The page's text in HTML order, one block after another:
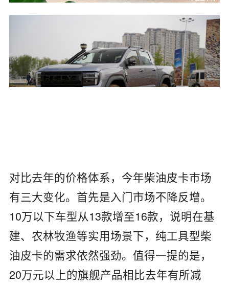
对比去年的价格体系，今年柴油皮卡市场
有三大变化。首先是入门市场不降反增。
10万以下车型从13款增至16款，说明在基
建、农林牧渔等实用场景下，纯工具型柴
油皮卡的需求依然强劲。值得一提的是，
20万元以上的旗舰产品相比去年有所减